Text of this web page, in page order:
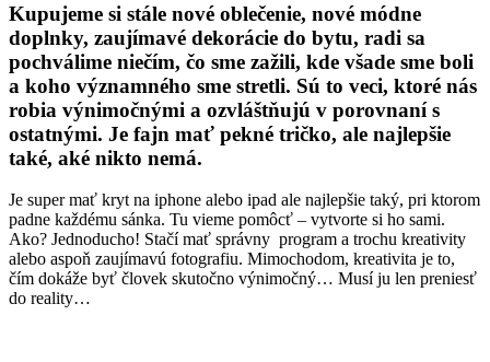
Kupujeme si stále nové oblečenie, nové módne
doplnky, zaujímavé dekorácie do bytu, radi sa
pochválime niečím, čo sme zažili, kde všade sme boli
a koho významného sme stretli. Sú to veci, ktoré nás
robia výnimočnými a ozvláštňujú v porovnaní s
ostatnými. Je fajn mať pekné tričko, ale najlepšie
také, aké nikto nemá.
Je super mať kryt na iphone alebo ipad ale najlepšie taký, pri ktorom
padne každému sánka. Tu vieme pomôcť – vytvorte si ho sami.
Ako? Jednoducho! Stačí mať správny program a trochu kreativity
alebo aspoň zaujímavú fotografiu. Mimochodom, kreativita je to,
čím dokáže byť človek skutočno výnimočný… Musí ju len preniesť
do reality…